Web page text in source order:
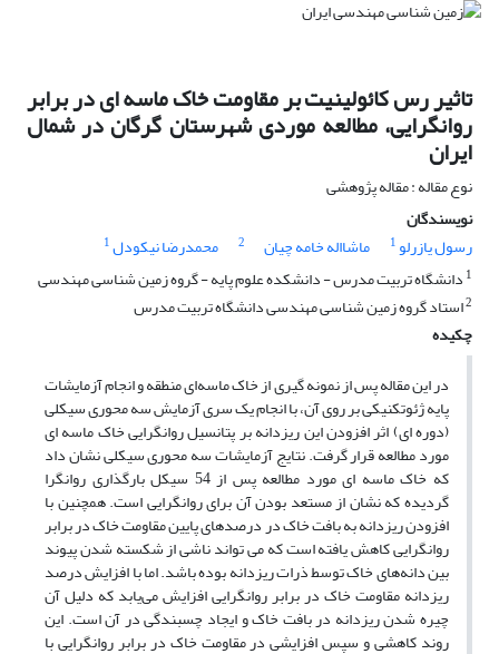
تاثیر رس کائولینیت بر مقاومت خاک ماسه ای در برابر
روانگرایی، مطالعه موردی شهرستان گرگان در شمال
ایران
نوع مقاله : مقاله پژوهشی
نویسندگان
رسول یازرلو1 ماشااله خامه چیان 2 محمدرضا نیکودل1
1 دانشگاه تربیت مدرس - دانشکده علوم پایه - گروه زمین شناسی مهندسی
2استاد گروه زمین شناسی مهندسی دانشگاه تربیت مدرس
چکیده
در این مقاله پس از نمونه گیری از خاک ماسه‌ای منطقه و انجام آزمایشات
پایه ژئوتکنیکی بر روی آن، با انجام یک سری آزمایش سه محوری سیکلی
(دوره ای) اثر افزودن این ریزدانه بر پتانسیل روانگرایی خاک ماسه ای
مورد مطالعه قرار گرفت. نتایج آزمایشات سه محوری سیکلی نشان داد
که خاک ماسه ای مورد مطالعه پس از 54 سیکل بارگذاری روانگرا
گردیده که نشان از مستعد بودن آن برای روانگرایی است. همچنین با
افزودن ریزدانه به بافت خاک در درصدهای پایین مقاومت خاک در برابر
روانگرایی کاهش یافته است که می تواند ناشی از شکسته شدن پیوند
بین دانه‌های خاک توسط ذرات ریزدانه بوده باشد. اما با افزایش درصد
ریزدانه مقاومت خاک در برابر روانگرایی افزایش می‌یابد که دلیل آن
چیره شدن ریزدانه در بافت خاک و ایجاد چسبندگی در آن است. این
روند کاهشی و سپس افزایشی در مقاومت خاک در برابر روانگرایی با